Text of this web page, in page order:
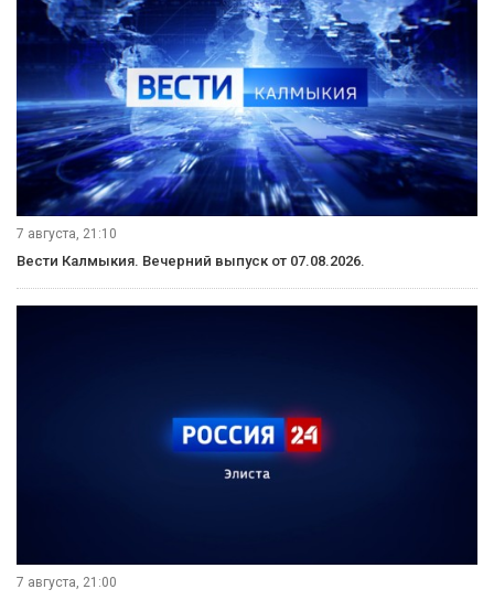
7 августа, 21:10
Вести Калмыкия. Вечерний выпуск от 07.08.2026.
7 августа, 21:00